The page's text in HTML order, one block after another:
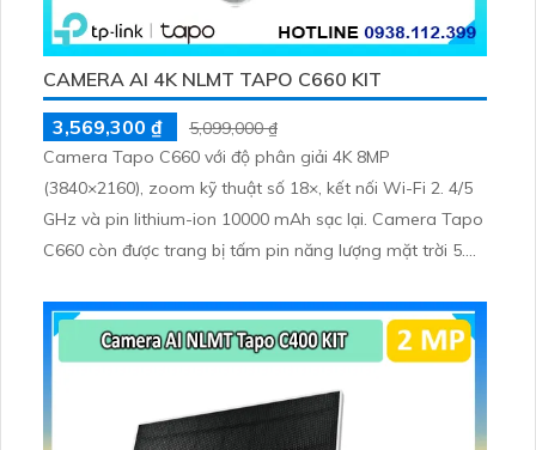
CAMERA AI 4K NLMT TAPO C660 KIT
3,569,300 ₫
5,099,000 ₫
Camera Tapo C660 với độ phân giải 4K 8MP
(3840×2160), zoom kỹ thuật số 18×, kết nối Wi-Fi 2. 4/5
GHz và pin lithium-ion 10000 mAh sạc lại. Camera Tapo
C660 còn được trang bị tấm pin năng lượng mặt trời 5.
tiện, lưu trữ thẻ microSD tối đa 512 GB